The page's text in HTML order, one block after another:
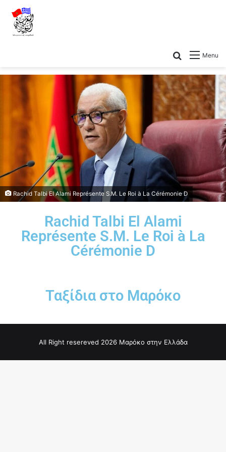
Menu
Rachid Talbi El Alami Représente S.M. Le Roi à La Cérémonie D
Rachid Talbi El Alami
Représente S.M. Le Roi à La
Cérémonie D
Ταξίδια στο Μαρόκο
All Right resereved 2026 Μαρόκο στην Ελλάδα